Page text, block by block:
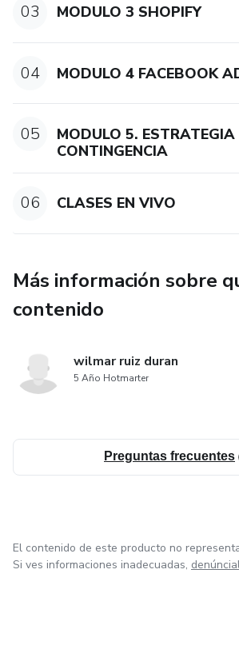
03 MODULO 3 SHOPIFY
04 MODULO 4 FACEBOOK
05
MODULO 5. ESTRATEGIA
CONTINGENCIA
06 CLASES EN VIVO
Más información sobre
contenido
wilmar ruiz duran
5 Año Hotmarter
Preguntas frecuentes
El contenido de este producto no
Si ves informaciones inadecuadas,